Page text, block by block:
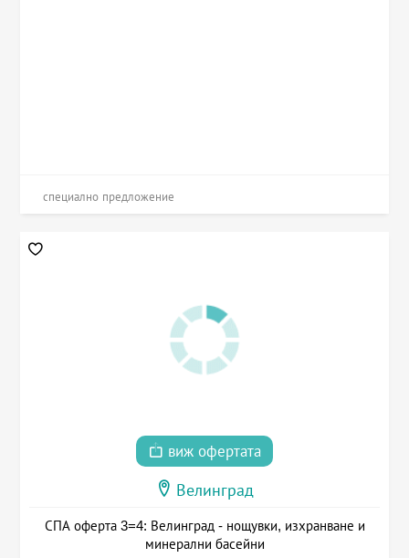
специално предложение
виж офертата
Велинград
СПА оферта 3=4: Велинград - нощувки, изхранване и
минерални басейни